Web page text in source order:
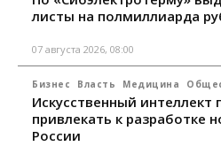
листы на полмиллиарда
07 августа 2026, 08:00
Бизнес Власть Медицина
Искусственный интеллект
привлекать к разработке
России